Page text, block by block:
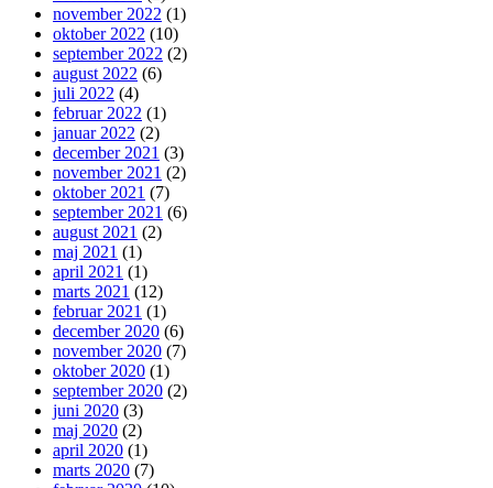
november 2022 (1)
oktober 2022 (10)
september 2022 (2)
august 2022 (6)
juli 2022 (4)
februar 2022 (1)
januar 2022 (2)
december 2021 (3)
november 2021 (2)
oktober 2021 (7)
september 2021 (6)
august 2021 (2)
maj 2021 (1)
april 2021 (1)
marts 2021 (12)
februar 2021 (1)
december 2020 (6)
november 2020 (7)
oktober 2020 (1)
september 2020 (2)
juni 2020 (3)
maj 2020 (2)
april 2020 (1)
marts 2020 (7)